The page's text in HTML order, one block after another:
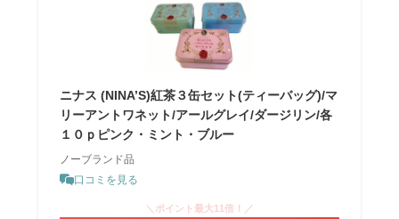
ニナス (NINA’S)紅茶３缶セット(ティーバッグ)/マ
リーアントワネット/アールグレイ/ダージリン/各
１０ｐピンク・ミント・ブルー
ノーブランド品
口コミを見る
＼ポイント最大11倍！／